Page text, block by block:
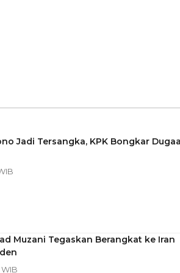
Jadi Tersangka, KPK Bongkar
Muzani Tegaskan Berangkat ke Iran
WIB